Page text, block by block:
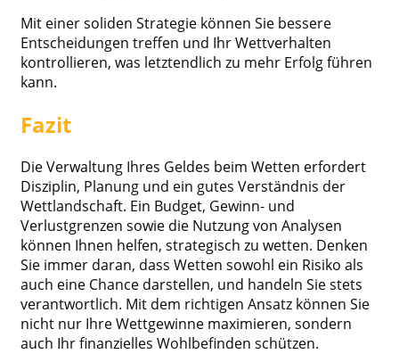
Mit einer soliden Strategie können Sie bessere
Entscheidungen treffen und Ihr Wettverhalten
kontrollieren, was letztendlich zu mehr Erfolg führen
kann.
Fazit
Die Verwaltung Ihres Geldes beim Wetten erfordert
Disziplin, Planung und ein gutes Verständnis der
Wettlandschaft. Ein Budget, Gewinn- und
Verlustgrenzen sowie die Nutzung von Analysen
können Ihnen helfen, strategisch zu wetten. Denken
Sie immer daran, dass Wetten sowohl ein Risiko als
auch eine Chance darstellen, und handeln Sie stets
verantwortlich. Mit dem richtigen Ansatz können Sie
nicht nur Ihre Wettgewinne maximieren, sondern
auch Ihr finanzielles Wohlbefinden schützen.